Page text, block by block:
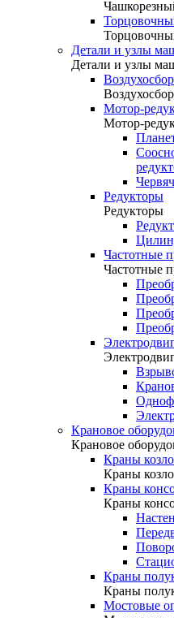
Детали и узлы
Детали и узлы
Мотор-
Мотор-
Редукторы
Редукторы
Частотные
Частотные
Крановое
Крановое
Краны
Краны
Краны
Краны
Краны
Краны
Мостовые